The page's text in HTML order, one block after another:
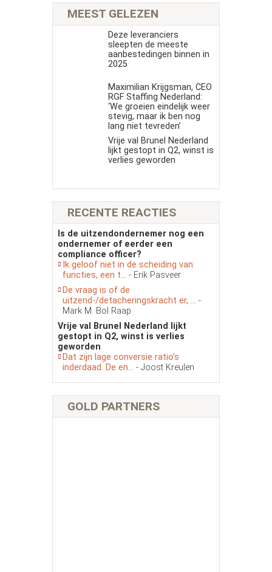
MEEST GELEZEN
Deze leveranciers
sleepten de meeste
aanbestedingen binnen in
2025
Maximilian Krijgsman, CEO
RGF Staffing Nederland:
‘We groeien eindelijk weer
stevig, maar ik ben nog
lang niet tevreden’
Vrije val Brunel Nederland
lijkt gestopt in Q2, winst is
verlies geworden
RECENTE REACTIES
Is de uitzendondernemer nog een
ondernemer of eerder een
compliance officer?
Ik geloof niet in de scheiding van
functies, een t... - Erik Pasveer
De vraag is of de
uitzend-/detacheringskracht er, ... -
Mark M. Bol Raap
Vrije val Brunel Nederland lijkt
gestopt in Q2, winst is verlies
geworden
Dat zijn lage conversie ratio’s
inderdaad. De en... - Joost Kreulen
GOLD PARTNERS